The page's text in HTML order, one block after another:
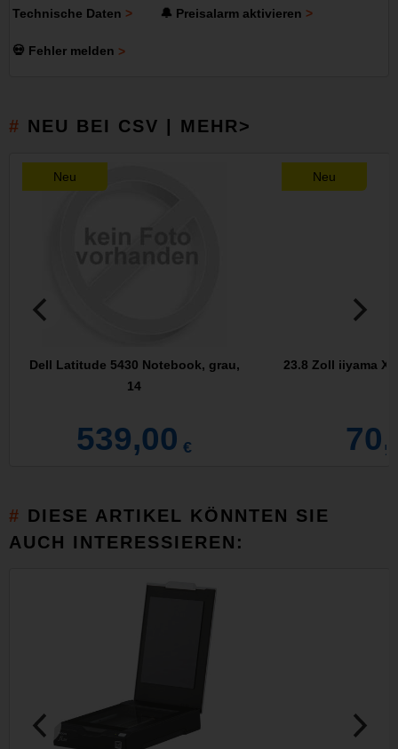
Technische Daten 🔔 Preisalarm aktivieren
💀 Fehler melden
NEU BEI CSV | MEHR>
Neu
Dell Latitude 5430 Notebook, grau,
14
539,00 €
Neu
23.8 Zoll iiyama
DIESE ARTIKEL KÖNNTEN SIE
AUCH INTERESSIEREN: